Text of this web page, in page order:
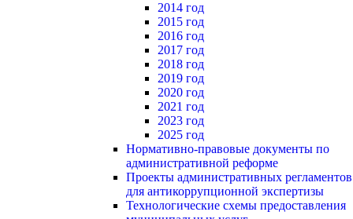
2014 год
2015 год
2016 год
2017 год
2018 год
2019 год
2020 год
2021 год
2023 год
2025 год
Нормативно-правовые документы по
административной реформе
Проекты административных регламентов
для антикоррупционной экспертизы
Технологические схемы предоставления